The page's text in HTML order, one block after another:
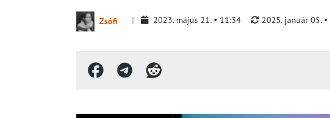
Zsófi 2023. május 21. 11:34 2025. január 05.